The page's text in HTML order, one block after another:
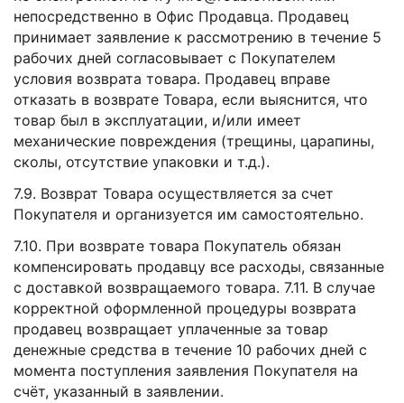
непосредственно в Офис Продавца. Продавец
принимает заявление к рассмотрению в течение 5
рабочих дней согласовывает с Покупателем
условия возврата товара. Продавец вправе
отказать в возврате Товара, если выяснится, что
товар был в эксплуатации, и/или имеет
механические повреждения (трещины, царапины,
сколы, отсутствие упаковки и т.д.).
7.9. Возврат Товара осуществляется за счет
Покупателя и организуется им самостоятельно.
7.10. При возврате товара Покупатель обязан
компенсировать продавцу все расходы, связанные
с доставкой возвращаемого товара. 7.11. В случае
корректной оформленной процедуры возврата
продавец возвращает уплаченные за товар
денежные средства в течение 10 рабочих дней с
момента поступления заявления Покупателя на
счёт, указанный в заявлении.